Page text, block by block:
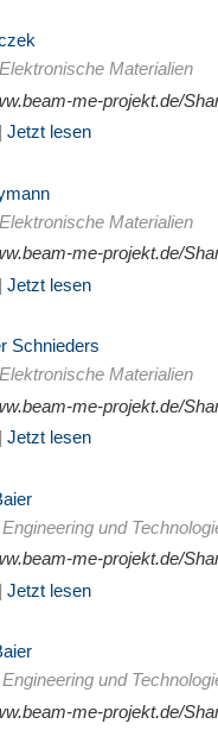
Materialien
me-projekt.de/
Jetzt lesen
Materialien
me-projekt.de/
Jetzt lesen
Schnieders
Materialien
me-projekt.de/
Jetzt lesen
und
me-projekt.de/
Jetzt lesen
und
me-projekt.de/